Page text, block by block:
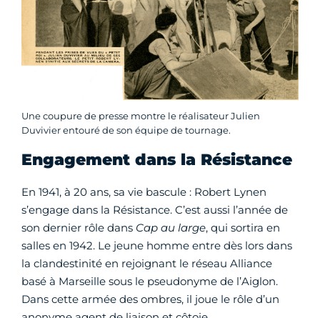
Une coupure de presse montre le réalisateur Julien
Duvivier entouré de son équipe de tournage.
Engagement dans la Résistance
En 1941, à 20 ans, sa vie bascule : Robert Lynen
s’engage dans la Résistance. C’est aussi l’année de
son dernier rôle dans Cap au large, qui sortira en
salles en 1942. Le jeune homme entre dès lors dans
la clandestinité en rejoignant le réseau Alliance
basé à Marseille sous le pseudonyme de l’Aiglon.
Dans cette armée des ombres, il joue le rôle d’un